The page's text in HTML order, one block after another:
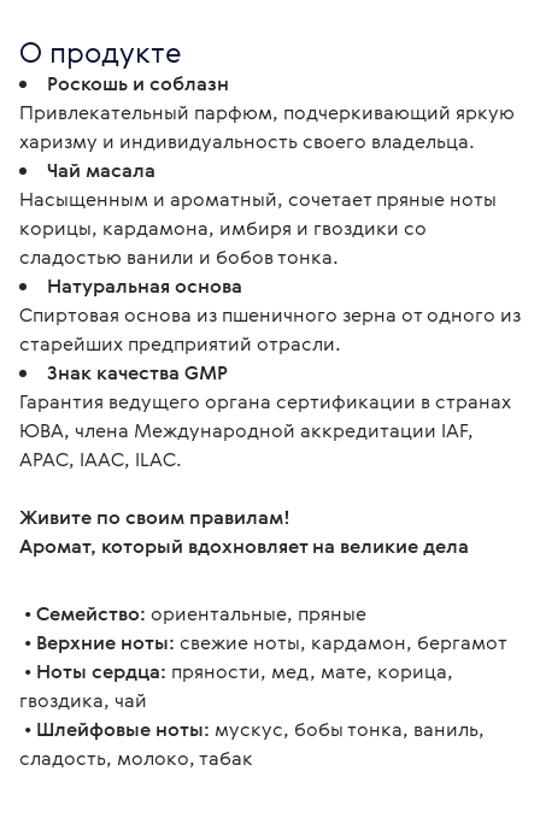
О продукте
Роскошь и соблазн
Привлекательный парфюм, подчеркивающий яркую
харизму и индивидуальность своего владельца.
Чай масала
Насыщенным и ароматный, сочетает пряные ноты
корицы, кардамона, имбиря и гвоздики со
сладостью ванили и бобов тонка.
Натуральная основа
Спиртовая основа из пшеничного зерна от одного из
старейших предприятий отрасли.
Знак качества GMP
Гарантия ведущего органа сертификации в странах
ЮВА, члена Международной аккредитации IAF,
APAC, IAAC, ILAC.
Живите по своим правилам!
Аромат, который вдохновляет на великие дела
• Семейство: ориентальные, пряные
• Верхние ноты: свежие ноты, кардамон, бергамот
• Ноты сердца: пряности, мед, мате, корица,
гвоздика, чай
• Шлейфовые ноты: мускус, бобы тонка, ваниль,
сладость, молоко, табак